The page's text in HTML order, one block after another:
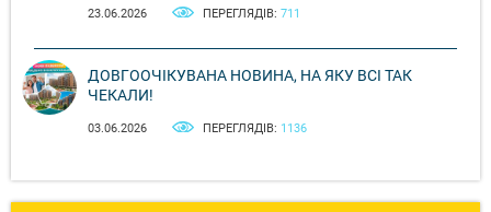
23.06.2026 ПЕРЕГЛЯДІВ: 711
ДОВГООЧІКУВАНА НОВИНА, НА ЯКУ ВСІ ТАК
ЧЕКАЛИ!
03.06.2026 ПЕРЕГЛЯДІВ: 1136